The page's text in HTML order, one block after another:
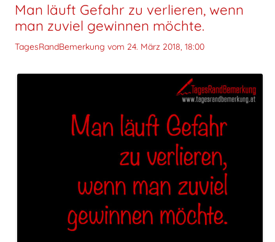
Man läuft Gefahr zu verlieren, wenn
man zuviel gewinnen möchte.
TagesRandBemerkung vom 24. März 2018, 18:00